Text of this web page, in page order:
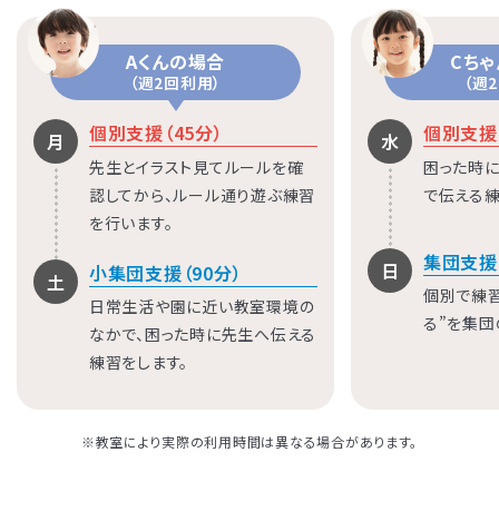
Aくんの場合
（週2回利用）
月 個別支援（45分）
先生とイラスト見てルールを確
認してから、ルール通り遊ぶ練習
を行います。
土 小集団支援（90分）
日常生活や園に近い教室環境の
なかで、困った時に先生へ伝える
練習をします。
Cち
（週
水 個別支援
困った時
で伝える
日 集団支援
個別で練
る”を集団
※教室により実際の利用時間は異なる場合があります。